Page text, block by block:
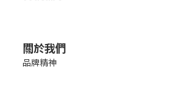
關於我們
品牌精神